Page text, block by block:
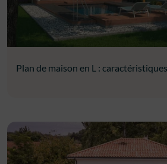
Plan de maison en L :